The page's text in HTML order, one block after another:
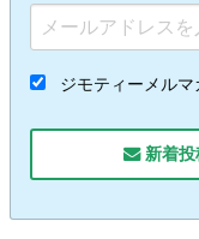
ジモティーメル
新着投